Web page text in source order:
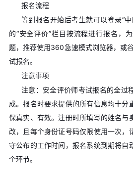
报名流程
等到报名开始后考生就可以登录“
的“安全评价”栏目按流程进行报名，
题，推荐使用360急速模式浏览器，或
试报名。
注意事项
注意：安全评价师考试报名的全过
成。报名时要求提供的所有信息均十分
保真实、有效。注册时所填写的姓名与
改，且每个身份证号码仅限使用一次，
守公布的工作时间，报名系统到期将自
个环节。